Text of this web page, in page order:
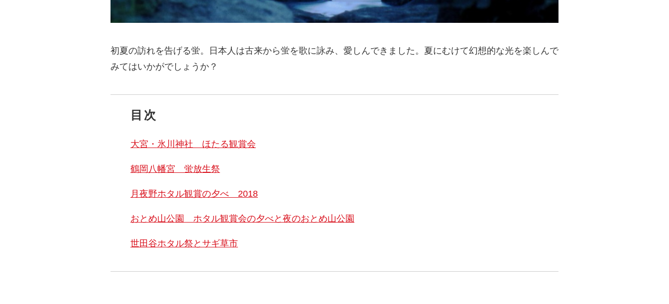
初夏の訪れを告げる蛍。日本人は古来から蛍を歌に詠み、愛しんできました。夏にむけて幻想的な光を楽しんで
みてはいかがでしょうか？
目次
大宮・氷川神社 ほたる観賞会
鶴岡八幡宮 蛍放生祭
月夜野ホタル観賞の夕べ 2018
おとめ山公園 ホタル観賞会の夕べと夜のおとめ山公園
世田谷ホタル祭とサギ草市